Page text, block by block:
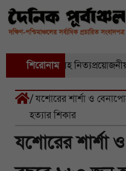
শিরোনাম
সবজি-সহ নিত্যপ্রয়োজনীয়
/ যশোরের শার্শা ও
হত্যার শিকার
যশোরের শার্শা